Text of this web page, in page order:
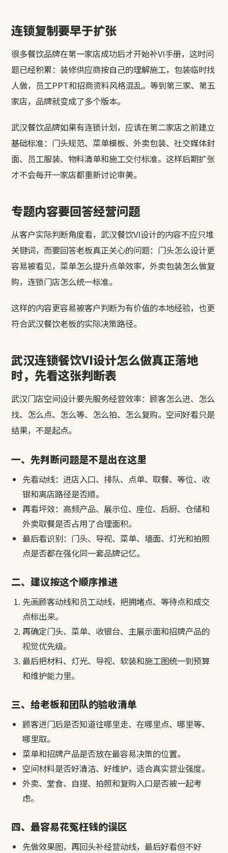
连锁复制要早于扩张
很多餐饮品牌在第一家店成功后才开始补VI手册，这时问
题已经积累：装修供应商按自己的理解施工，包装临时找
人做，员工PPT和招商资料风格混乱。等到第三家、第五
家店，品牌就变成了多个版本。
武汉餐饮品牌如果有连锁计划，应该在第二家店之前建立
基础标准：门头规范、菜单模板、外卖包装、社交媒体封
面、员工服装、物料清单和施工交付标准。这样后期扩张
才不会每开一家店都重新讨论审美。
专题内容要回答经营问题
从客户实际判断角度看，武汉餐饮VI设计的内容不应只堆
关键词，而要回答老板真正关心的问题：门头怎么设计更
容易被看见，菜单怎么提升点单效率，外卖包装怎么做复
购，连锁门店怎么统一标准。
这样的内容更容易被客户判断为有价值的本地经验，也更
符合武汉餐饮老板的实际决策路径。
武汉连锁餐饮VI设计怎么做真正落地
时，先看这张判断表
武汉门店空间设计要先服务经营效率：顾客怎么进、怎么
找、怎么点、怎么等、怎么拍、怎么复购。空间好看只是
结果，不是起点。
一、先判断问题是不是出在这里
先看动线：进店入口、排队、点单、取餐、等位、收
银和离店路径是否顺。
再看坪效：高频产品、展示位、座位、后厨、仓储和
外卖取餐是否占用了合理面积。
最后看识别：门头、导视、菜单、墙面、灯光和拍照
点是否都在强化同一套品牌记忆。
二、建议按这个顺序推进
先画顾客动线和员工动线，把拥堵点、等待点和成交
点标出来。
再确定门头、菜单、收银台、主展示面和招牌产品的
视觉优先级。
最后把材料、灯光、导视、软装和施工图统一到预算
和维护能力里。
三、给老板和团队的验收清单
顾客进门后是否知道往哪里走、在哪里点、哪里等、
哪里取。
菜单和招牌产品是否放在最容易决策的位置。
空间材料是否好清洁、好维护，适合真实营业强度。
外卖、堂食、自提、拍照和复购入口是否被一起考
虑。
四、最容易花冤枉钱的误区
先做效果图，再回头补经营动线，最后好看但不好